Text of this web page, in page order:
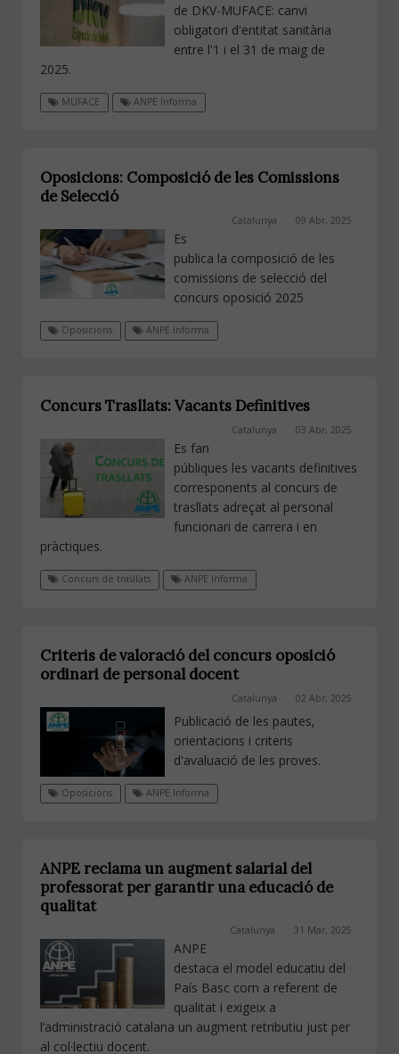
de DKV-MUFACE: canvi
obligatori d'entitat sanitària
entre l'1 i el 31 de maig de
2025.
MUFACE ANPE Informa
Oposicions: Composició de les Comissions
de Selecció
Catalunya 09 Abr, 2025
Es
publica la composició de les
comissions de selecció del
concurs oposició 2025
Oposicions ANPE Informa
Concurs Trasllats: Vacants Definitives
Catalunya 03 Abr, 2025
Es fan
públiques les vacants definitives
corresponents al concurs de
trasllats adreçat al personal
funcionari de carrera i en
pràctiques.
Concurs de trasllats ANPE Informa
Criteris de valoració del concurs oposició
ordinari de personal docent
Catalunya 02 Abr, 2025
Publicació de les pautes,
orientacions i criteris
d'avaluació de les proves.
Oposicions ANPE Informa
ANPE reclama un augment salarial del
professorat per garantir una educació de
qualitat
Catalunya 31 Mar, 2025
ANPE
destaca el model educatiu del
País Basc com a referent de
qualitat i exigeix a
l’administració catalana un augment retributiu just per
al col·lectiu docent.